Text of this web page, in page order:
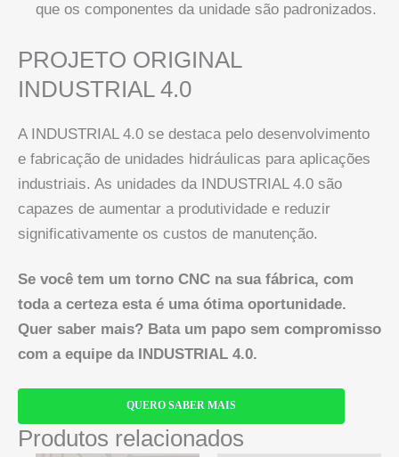
que os componentes da unidade são padronizados.
PROJETO ORIGINAL
INDUSTRIAL 4.0
A INDUSTRIAL 4.0 se destaca pelo desenvolvimento
e fabricação de unidades hidráulicas para aplicações
industriais. As unidades da INDUSTRIAL 4.0 são
capazes de aumentar a produtividade e reduzir
significativamente os custos de manutenção.
Se você tem um torno CNC na sua fábrica, com
toda a certeza esta é uma ótima oportunidade.
Quer saber mais? Bata um papo sem compromisso
com a equipe da INDUSTRIAL 4.0.
QUERO SABER MAIS
Produtos relacionados